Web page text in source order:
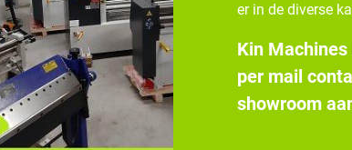
er in de diverse
Kin
per mail
showroom